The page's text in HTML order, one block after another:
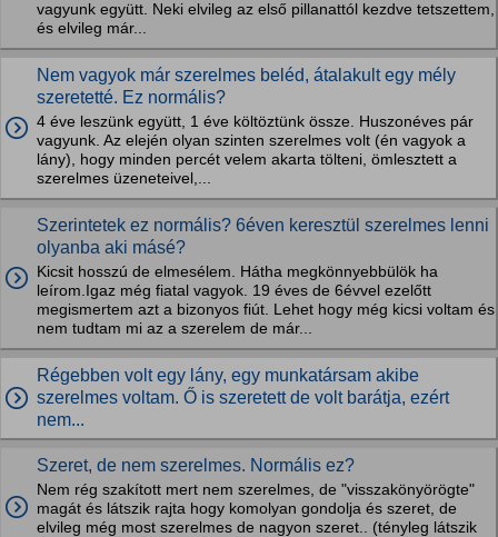
vagyunk együtt. Neki elvileg az első pillanattól kezdve tetszettem,
és elvileg már...
Nem vagyok már szerelmes beléd, átalakult egy mély
szeretetté. Ez normális?
4 éve leszünk együtt, 1 éve költöztünk össze. Huszonéves pár
vagyunk. Az elején olyan szinten szerelmes volt (én vagyok a
lány), hogy minden percét velem akarta tölteni, ömlesztett a
szerelmes üzeneteivel,...
Szerintetek ez normális? 6éven keresztül szerelmes lenni
olyanba aki másé?
Kicsit hosszú de elmesélem. Hátha megkönnyebbülök ha
leírom.Igaz még fiatal vagyok. 19 éves de 6évvel ezelőtt
megismertem azt a bizonyos fiút. Lehet hogy még kicsi voltam és
nem tudtam mi az a szerelem de már...
Régebben volt egy lány, egy munkatársam akibe
szerelmes voltam. Ő is szeretett de volt barátja, ezért
nem...
Szeret, de nem szerelmes. Normális ez?
Nem rég szakított mert nem szerelmes, de "visszakönyörögte"
magát és látszik rajta hogy komolyan gondolja és szeret, de
elvileg még most szerelmes de nagyon szeret.. (tényleg látszik